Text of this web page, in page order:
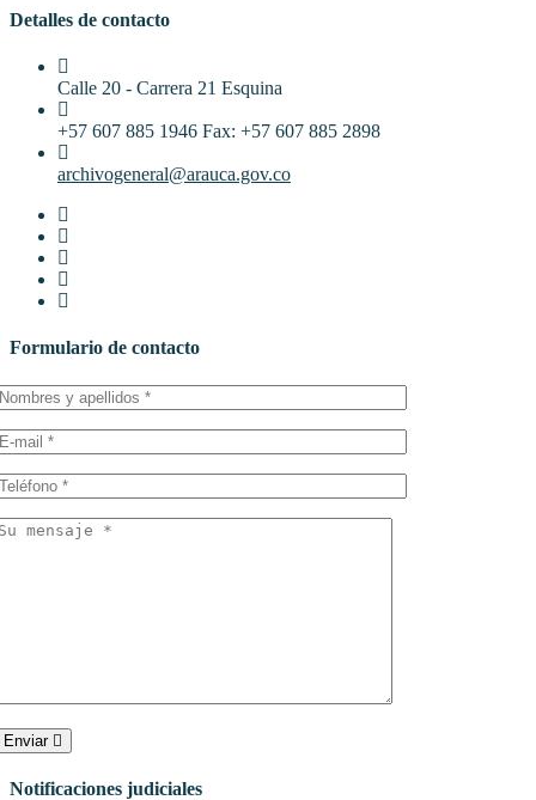
Detalles de contacto
Calle 20 - Carrera 21 Esquina
+57 607 885 1946 Fax: +57 607 885 2898
archivogeneral@arauca.gov.co
Formulario de contacto
Enviar
Notificaciones judiciales